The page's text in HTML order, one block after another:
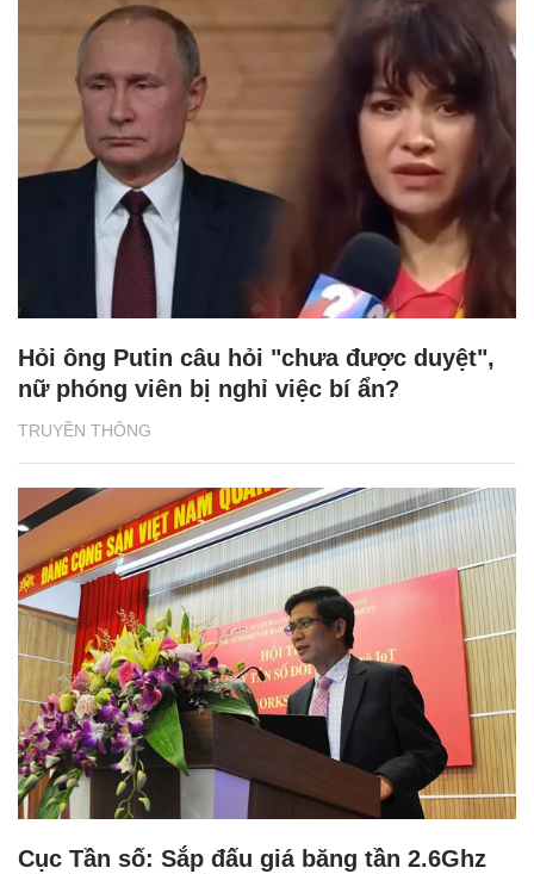
TRUYỀN THÔNG
Hỏi ông Putin câu hỏi "chưa được duyệt",
nữ phóng viên bị nghỉ việc bí ẩn?
Cục Tần số: Sắp đấu giá băng tần 2.6Ghz